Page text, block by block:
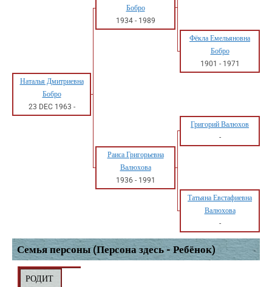
Бобро
1934- 1989
Фёкла Емельяновна
Бобро
1901 - 1971
Наталья Дмитриевна
Бобро
23 DEC 1963 -
Григорий Валюхов
-
Раиса Григорьевна
Валюхова
1936 - 1991
Татьяна Евстафиевна
Валюхова
-
Семья персоны (Персона здесь - Ребёнок)
РОДИТ